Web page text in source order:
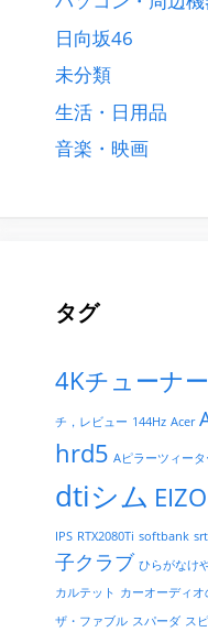
日向坂46
未分類
生活・日用品
音楽・映画
タグ
4Kチューナー
チ，レビュー 144Hz Acer
hrd5 Aピラーツィータ
dtiシム EIZO
IPS RTX2080Ti softbank
子クラブ ひらがなけ
カルテット カーオーディオ
ザ・ファブル スパーダ ス